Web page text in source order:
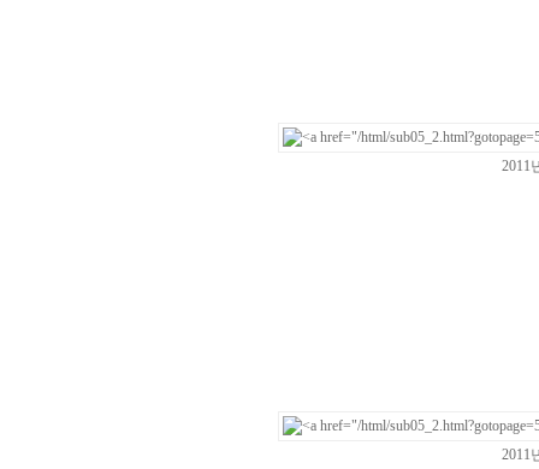
2011
2011